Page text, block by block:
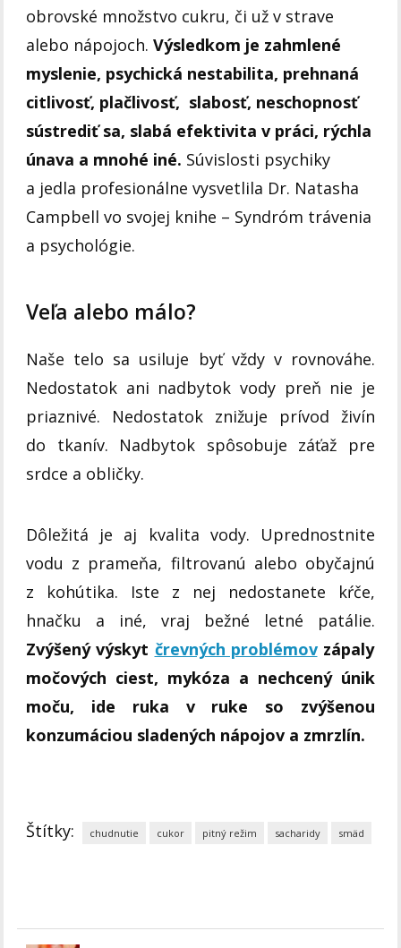
obrovské množstvo cukru, či už v strave
alebo nápojoch.Výsledkom je zahmlené
myslenie, psychická nestabilita, prehnaná
citlivosť, plačlivosť, slabosť, neschopnosť
sústrediť sa, slabá efektivita v práci, rýchla
únava a mnohé iné. Súvislosti psychiky
a jedla profesionálne vysvetlila Dr. Natasha
Campbell vo svojej knihe – Syndróm trávenia
a psychológie.
Veľa alebo málo?
Naše telo sa usiluje byť vždy v rovnováhe.
Nedostatok ani nadbytok vody preň nie je
priaznivé. Nedostatok znižuje prívod živín
do tkanív. Nadbytok spôsobuje záťaž pre
srdce a obličky.
Dôležitá je aj kvalita vody. Uprednostnite
vodu z prameňa, filtrovanú alebo obyčajnú
z kohútika. Iste z nej nedostanete kŕče,
hnačku a iné, vraj bežné letné patálie.
Zvýšený výskyt črevných problémovzápaly
močových ciest, mykóza a nechcený únik
moču, ide ruka v ruke so zvýšenou
konzumáciou sladených nápojov a zmrzlín.
Štítky: chudnutie cukor pitný režim sacharidy smäd